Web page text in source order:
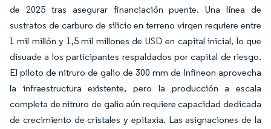
de 2025 tras asegurar financiación puente. Una línea de
sustratos de carburo de silicio en terreno virgen requiere entre
1 mil millón y 1,5 mil millones de USD en capital inicial, lo que
disuade a los participantes respaldados por capital de riesgo.
El piloto de nitruro de galio de 300 mm de Infineon aprovecha
la infraestructura existente, pero la producción a escala
completa de nitruro de galio aún requiere capacidad dedicada
de crecimiento de cristales y epitaxia. Las asignaciones de la